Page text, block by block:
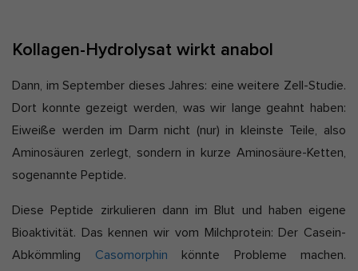
Kollagen-Hydrolysat wirkt anabol
Dann, im September dieses Jahres: eine weitere Zell-Studie.
Dort konnte gezeigt werden, was wir lange geahnt haben:
Eiweiße werden im Darm nicht (nur) in kleinste Teile, also
Aminosäuren zerlegt, sondern in kurze Aminosäure-Ketten,
sogenannte Peptide.
Diese Peptide zirkulieren dann im Blut und haben eigene
Bioaktivität. Das kennen wir vom Milchprotein: Der Casein-
Abkömmling Casomorphin könnte Probleme machen.